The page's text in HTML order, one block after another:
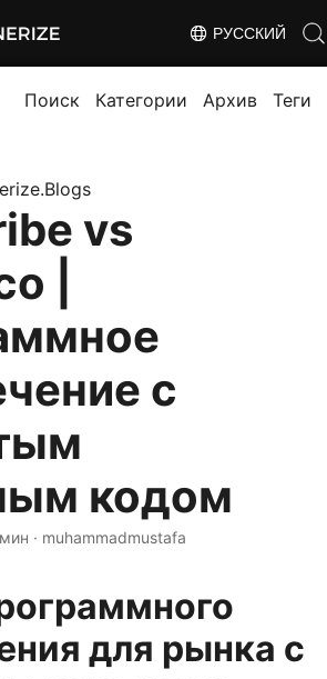
РУССКИЙ
Поиск Категории Архив Теги
vs
|
с
кодом
· muhammadmustafa
для рынка с